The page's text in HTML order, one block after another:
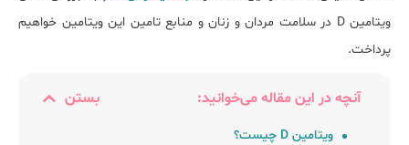
ویتامین D در سلامت مردان و زنان و منابع تامین این ویتامین خواهیم
پرداخت.
آنچه در این مقاله می‌خوانید: بستن
ویتامین D چیست؟